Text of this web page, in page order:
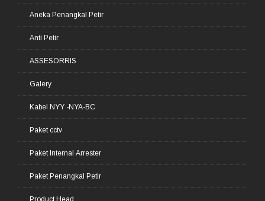
Aneka Penangkal Petir
Anti Petir
ASSESORRIS
Galery
Kabel NYY -NYA-BC
Paket cctv
Paket Internal Arrester
Paket Penangkal Petir